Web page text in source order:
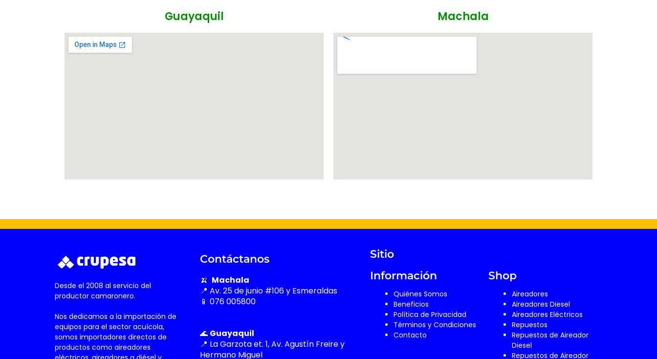
Guayaquil Machala
Desde el 2008 al servicio del
productor camaronero.
Nos dedicamos a la importación de
equipos para el sector acuícola,
somos importadores directos de
productos como aireadores
Contáctanos
🍌 Machala
📍 Av. 25 de junio #106 y Esmeraldas
📱 076 005800
🌊 Guayaquil
📍 La Garzota et. 1, Av. Agustín Freire y
Hermano Miguel
Sitio
Información
Quiénes Somos
Beneficios
Política de Privacidad
Términos y Condiciones
Contacto
Shop
Aireadores
Aireadores Diesel
Aireadores Eléctricos
Repuestos
Repuestos de Aireador
Diesel
Repuestos de Aireador